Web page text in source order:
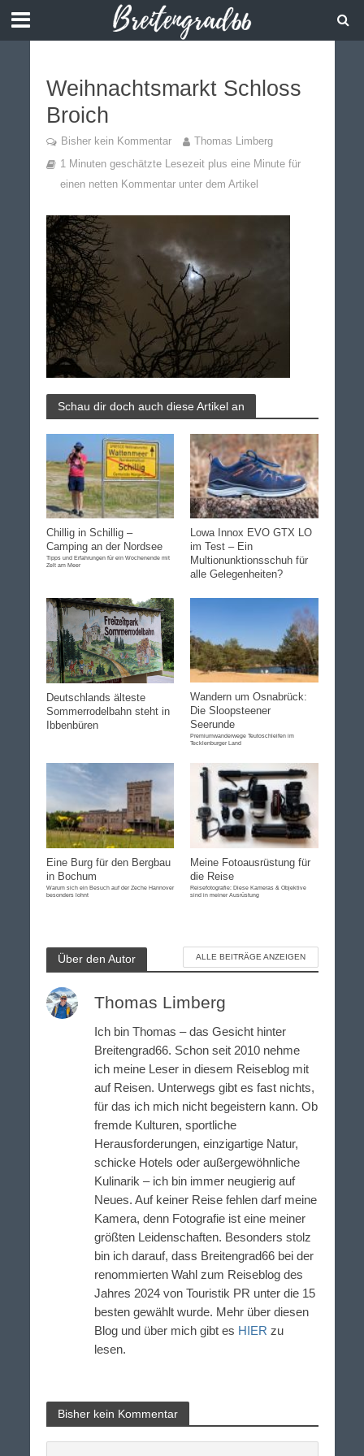
Weihnachtsmarkt Schloss
Broich
Bisher kein Kommentar
Thomas Limberg
1 Minuten geschätzte Lesezeit plus eine Minute für
einen netten Kommentar unter dem Artikel
Schau dir doch auch diese Artikel an
Chillig in Schillig –
Camping an der Nordsee
Tipps und Erfahrungen für ein Wochenende mit
Zelt am Meer
Lowa Innox EVO GTX LO
im Test – Ein
Multionunktionsschuh für
alle Gelegenheiten?
Deutschlands älteste
Sommerrodelbahn steht in
Ibbenbüren
Wandern um Osnabrück:
Die Sloopsteener
Seerunde
Premiumwanderwege Teutoschleifen im
Tecklenburger Land
Eine Burg für den Bergbau
in Bochum
Warum sich ein Besuch auf der Zeche Hannover
besonders lohnt
Meine Fotoausrüstung für
die Reise
Reisefotografie: Diese Kameras & Objektive
sind in meiner Ausrüstung
Über den Autor ALLE BEITRÄGE ANZEIGEN
Thomas Limberg
Ich bin Thomas – das Gesicht hinter
Breitengrad66. Schon seit 2010 nehme
ich meine Leser in diesem Reiseblog mit
auf Reisen. Unterwegs gibt es fast nichts,
für das ich mich nicht begeistern kann. Ob
fremde Kulturen, sportliche
Herausforderungen, einzigartige Natur,
schicke Hotels oder außergewöhnliche
Kulinarik – ich bin immer neugierig auf
Neues. Auf keiner Reise fehlen darf meine
Kamera, denn Fotografie ist eine meiner
größten Leidenschaften. Besonders stolz
bin ich darauf, dass Breitengrad66 bei der
renommierten Wahl zum Reiseblog des
Jahres 2024 von Touristik PR unter die 15
besten gewählt wurde. Mehr über diesen
Blog und über mich gibt es HIER zu
lesen.
Bisher kein Kommentar